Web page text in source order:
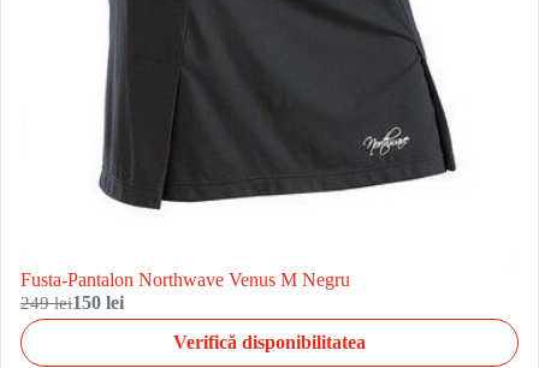
Fusta-Pantalon Northwave Venus M Negru
249 lei150 lei
Verifică disponibilitatea